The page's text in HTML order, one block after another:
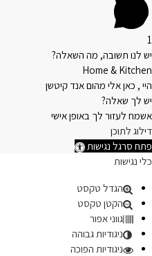
1
יש לנו תשובה, מה השאלה?
Home & Kitchen
היי , כאן אלי מהום אנד קיטשן
יש לך שאלה?
אשמח לעזור לך באופן אישי
דילוג לתוכן
פתח סרגל נגישות
כלי נגישות
הגדל טקסט
הקטן טקסט
גווני אפור
ניגודיות גבוהה
ניגודיות הפוכה